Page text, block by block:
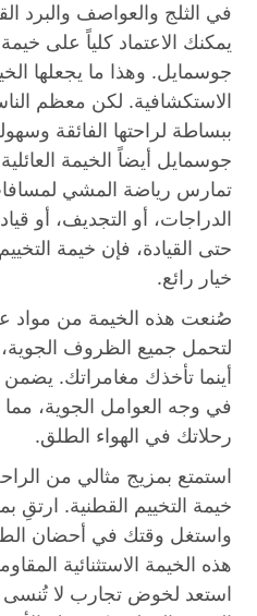
في الثلج والعواصف والبرد
يمكنك الاعتماد كلياً على
جوسمايل. وهذا ما يجعلها
الاستكشافية. لكن معظم
ببساطة لراحتها الفائقة
جوسمايل أيضاً الخيمة
تمارس رياضة المشي
الدراجات، أو التجديف، أو
حتى القيادة، فإن خيمة
خيار رائع.
صُنعت هذه الخيمة من مواد
لتحمل جميع الظروف
أينما تأخذك مغامراتك.
في وجه العوامل الجوية، مما
رحلاتك في الهواء الطلق.
استمتع بمزيج مثالي من
خيمة التخييم القطنية. ارتقِ
واستغل وقتك في أحضان
هذه الخيمة الاستثنائية
استعد لخوض تجارب لا تُنسى